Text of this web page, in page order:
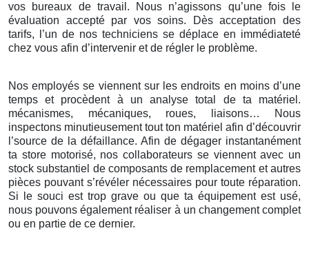
vos bureaux de travail. Nous n’agissons qu’une fois le
évaluation accepté par vos soins. Dès acceptation des
tarifs, l’un de nos techniciens se déplace en immédiateté
chez vous afin d’intervenir et de régler le problème.
Nos employés se viennent sur les endroits en moins d’une
temps et procèdent à un analyse total de ta matériel.
mécanismes, mécaniques, roues, liaisons… Nous
inspectons minutieusement tout ton matériel afin d’découvrir
l’source de la défaillance. Afin de dégager instantanément
ta store motorisé, nos collaborateurs se viennent avec un
stock substantiel de composants de remplacement et autres
pièces pouvant s’révéler nécessaires pour toute réparation.
Si le souci est trop grave ou que ta équipement est usé,
nous pouvons également réaliser à un changement complet
ou en partie de ce dernier.